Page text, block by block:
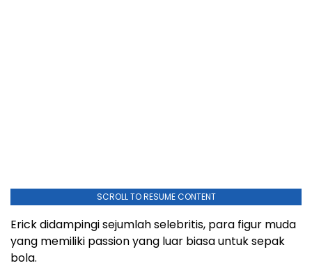
SCROLL TO RESUME CONTENT
Erick didampingi sejumlah selebritis, para figur muda
yang memiliki passion yang luar biasa untuk sepak
bola.